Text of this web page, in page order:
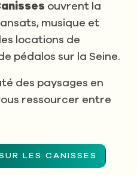
ouvrent la
musique et
locations de
pédalos sur la Seine.
des paysages en
ressourcer entre
LES CANISSES